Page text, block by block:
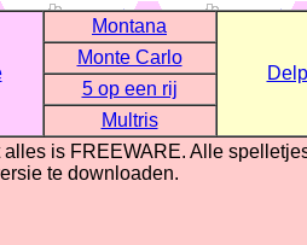
Montana
Monte Carlo
5 op een rij
Multris
is FREEWARE. Alle
te downloaden.